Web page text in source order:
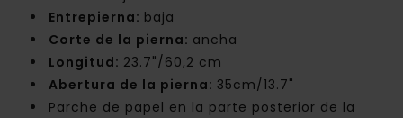
Entrepierna: baja
Corte de la pierna: ancha
Longitud: 23.7"/60,2 cm
Abertura de la pierna: 35cm/13.7"
Parche de papel en la parte posterior de la